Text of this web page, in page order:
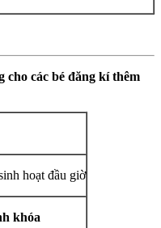
các bé đăng kí thêm
hoạt đầu giờ
khóa